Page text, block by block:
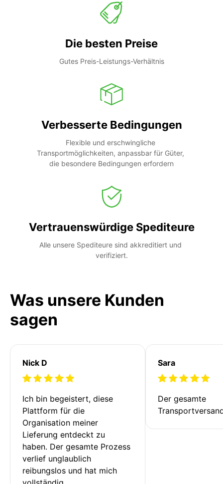
Die besten Preise
Gutes Preis-Leistungs-Verhältnis
Verbesserte Bedingungen
Flexible und erschwingliche
Transportmöglichkeiten, anpassbar für Güter,
die besondere Bedingungen erfordern
Vertrauenswürdige Spediteure
Alle unsere Spediteure sind akkreditiert und
verifiziert.
Was unsere Kunden
sagen
Nick D
Ich bin begeistert, diese
Plattform für die
Organisation meiner
Lieferung entdeckt zu
haben. Der gesamte Prozess
verlief unglaublich
reibungslos und hat mich
Sara
Der gesamte